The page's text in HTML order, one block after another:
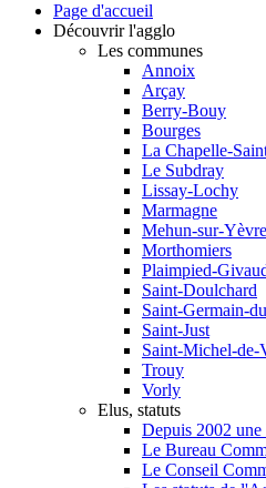
Page d'accueil
Découvrir l'agglo
Les communes
Annoix
Arçay
Berry-Bouy
Bourges
La Chapelle-
Le Subdray
Lissay-Lochy
Marmagne
Mehun-sur-Yèvre
Morthomiers
Plaimpied-
Saint-Doulchard
Saint-Germain-
Saint-Just
Saint-Michel-de-
Trouy
Vorly
Elus, statuts
Depuis 2002
Le Bureau
Le Conseil